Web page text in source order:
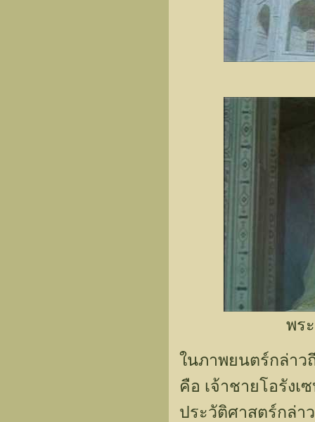
พร
ในภาพยนตร์กล่าว
คือ เจ้าชายโอรังเ
ประวัติศาสตร์กล่า